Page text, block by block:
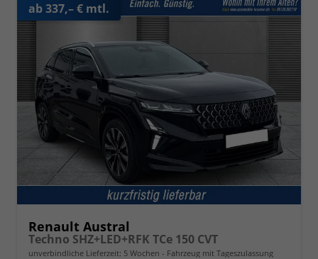
ab 337,– € mtl.
Renault Austral
Techno SHZ+LED+RFK TCe 150 CVT
unverbindliche Lieferzeit: 5 Wochen Fahrzeug mit Tageszulassung